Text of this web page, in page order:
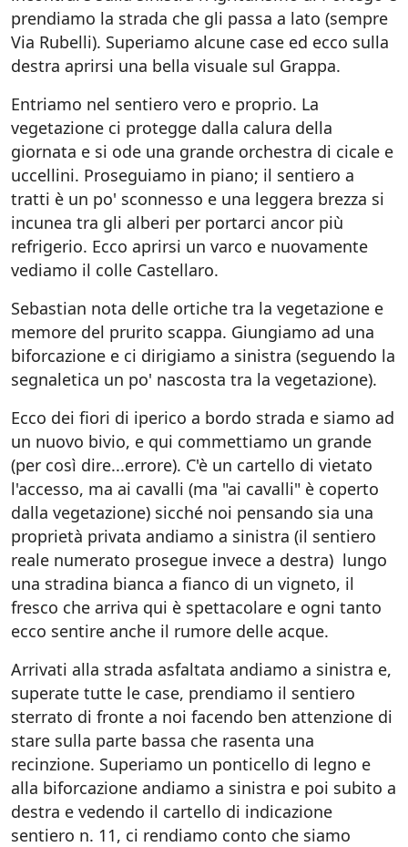
prendiamo la strada che gli passa a lato (sempre
Via Rubelli). Superiamo alcune case ed ecco sulla
destra aprirsi una bella visuale sul Grappa.
Entriamo nel sentiero vero e proprio. La
vegetazione ci protegge dalla calura della
giornata e si ode una grande orchestra di cicale e
uccellini. Proseguiamo in piano; il sentiero a
tratti è un po' sconnesso e una leggera brezza si
incunea tra gli alberi per portarci ancor più
refrigerio. Ecco aprirsi un varco e nuovamente
vediamo il colle Castellaro.
Sebastian nota delle ortiche tra la vegetazione e
memore del prurito scappa. Giungiamo ad una
biforcazione e ci dirigiamo a sinistra (seguendo la
segnaletica un po' nascosta tra la vegetazione).
Ecco dei fiori di iperico a bordo strada e siamo ad
un nuovo bivio, e qui commettiamo un grande
(per così dire...errore). C'è un cartello di vietato
l'accesso, ma ai cavalli (ma "ai cavalli" è coperto
dalla vegetazione) sicché noi pensando sia una
proprietà privata andiamo a sinistra (il sentiero
reale numerato prosegue invece a destra) lungo
una stradina bianca a fianco di un vigneto, il
fresco che arriva qui è spettacolare e ogni tanto
ecco sentire anche il rumore delle acque.
Arrivati alla strada asfaltata andiamo a sinistra e,
superate tutte le case, prendiamo il sentiero
sterrato di fronte a noi facendo ben attenzione di
stare sulla parte bassa che rasenta una
recinzione. Superiamo un ponticello di legno e
alla biforcazione andiamo a sinistra e poi subito a
destra e vedendo il cartello di indicazione
sentiero n. 11, ci rendiamo conto che siamo